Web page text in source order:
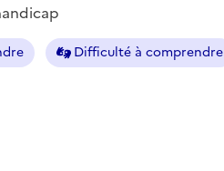
Difficulté à comprendre